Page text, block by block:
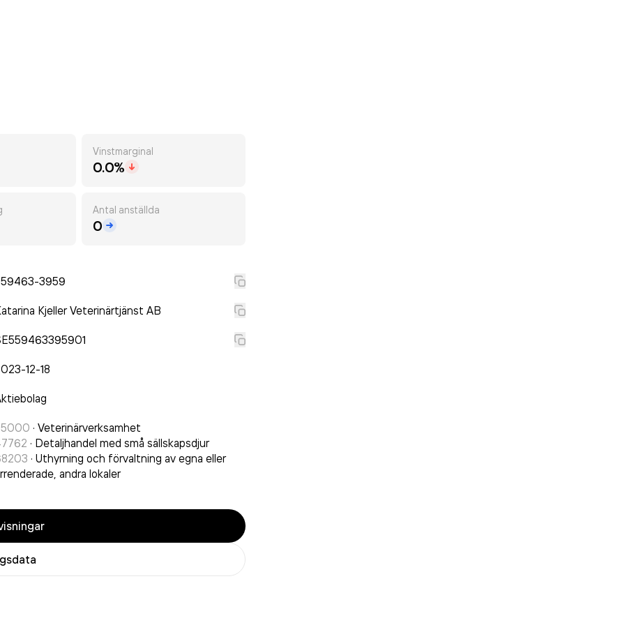
Vinstmarginal
0.0%
Antal anställda
0
3959
Kjeller Veterinärtjänst AB
12-18
· Veterinärverksamhet
· Detaljhandel med små sällskapsdjur
· Uthyrning och förvaltning av egna eller
andra lokaler